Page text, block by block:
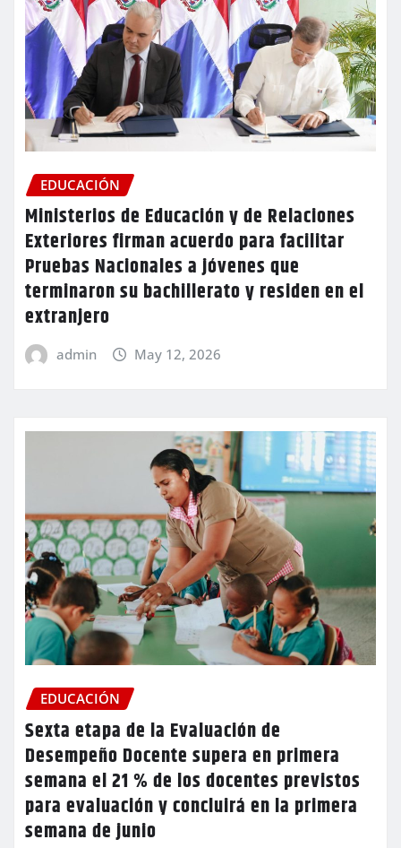
EDUCACIÓN
Ministerios de Educación y de Relaciones
Exteriores firman acuerdo para facilitar
Pruebas Nacionales a jóvenes que
terminaron su bachillerato y residen en el
extranjero
admin May 12, 2026
EDUCACIÓN
Sexta etapa de la Evaluación de
Desempeño Docente supera en primera
semana el 21 % de los docentes previstos
para evaluación y concluirá en la primera
semana de junio